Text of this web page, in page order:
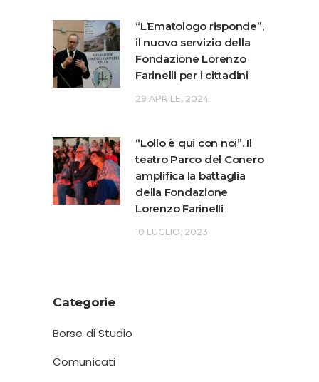
“L’Ematologo risponde”,
il nuovo servizio della
Fondazione Lorenzo
Farinelli per i cittadini
29 APRILE, 2024
“Lollo è qui con noi”. Il
teatro Parco del Conero
amplifica la battaglia
della Fondazione
Lorenzo Farinelli
10 LUGLIO, 2023
Categorie
Borse di Studio
Comunicati